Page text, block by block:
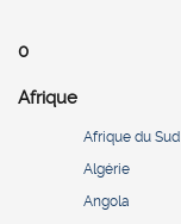
0
Afrique
Afrique du Sud
Algérie
Angola